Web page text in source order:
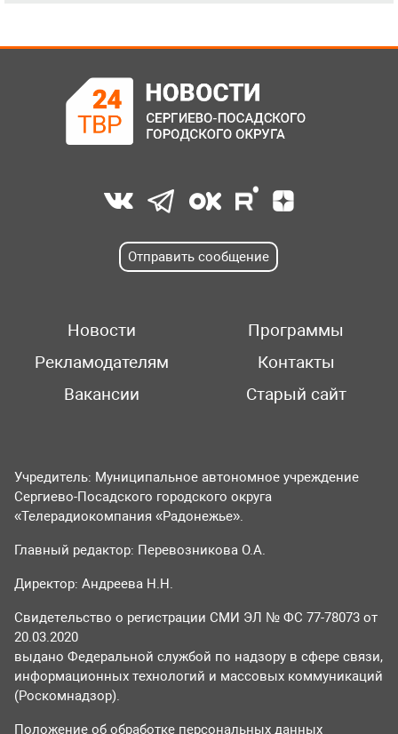
Отправить сообщение
Новости
Программы
Рекламодателям
Контакты
Вакансии
Старый сайт
Учредитель: Муниципальное автономное учреждение
Сергиево-Посадского городского округа
«Телерадиокомпания «Радонежье».
Главный редактор: Перевозникова О.А.
Директор: Андреева Н.Н.
Свидетельство о регистрации СМИ ЭЛ № ФС 77-78073 от
20.03.2020
выдано Федеральной службой по надзору в сфере связи,
информационных технологий и массовых коммуникаций
(Роскомнадзор).
Положение об обработке персональных данных